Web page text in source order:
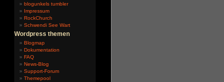
blogunkels tumbler
Impressum
RockChurch
Schwendi See Wart
Wordpress themen
Blogmap
Dokumentation
FAQ
News-Blog
Support-Forum
Themepool